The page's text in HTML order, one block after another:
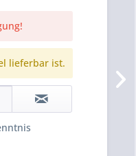
lieferbar ist.